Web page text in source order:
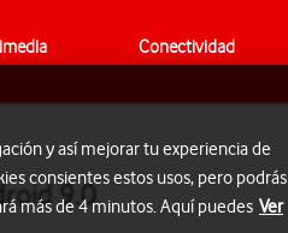
Conectividad
9.0
y así mejorar tu experiencia de
consientes estos usos, pero podrás
más de 4 minutos. Aquí puedes Ver